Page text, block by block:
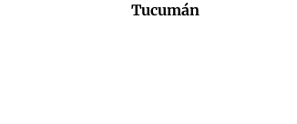
Tucumán